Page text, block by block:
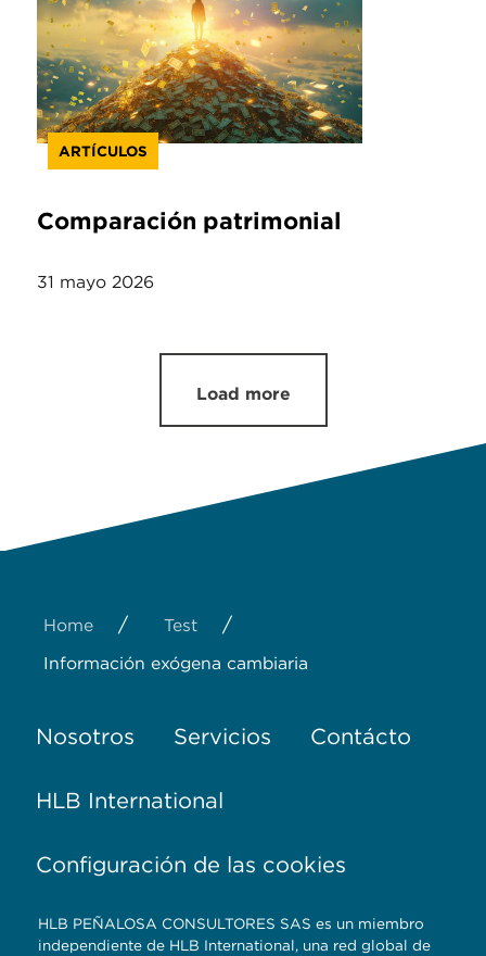
ARTÍCULOS
Comparación patrimonial
31 mayo 2026
Load more
Home / Test /
Información exógena cambiaria
Nosotros Servicios Contácto
HLB International
Configuración de las cookies
HLB PEÑALOSA CONSULTORES SAS es un miembro
independiente de HLB International, una red global de